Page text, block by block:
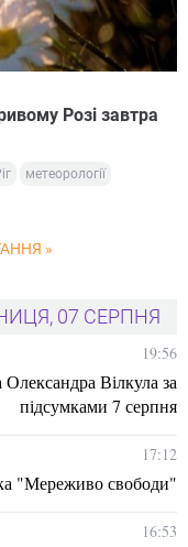
Розі завтра
метеорології
»
07 СЕРПНЯ
19:56
Вілкула за
підсумками 7 серпня
17:12
"Мереживо свободи"
16:53